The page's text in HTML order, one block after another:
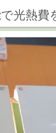
光熱費